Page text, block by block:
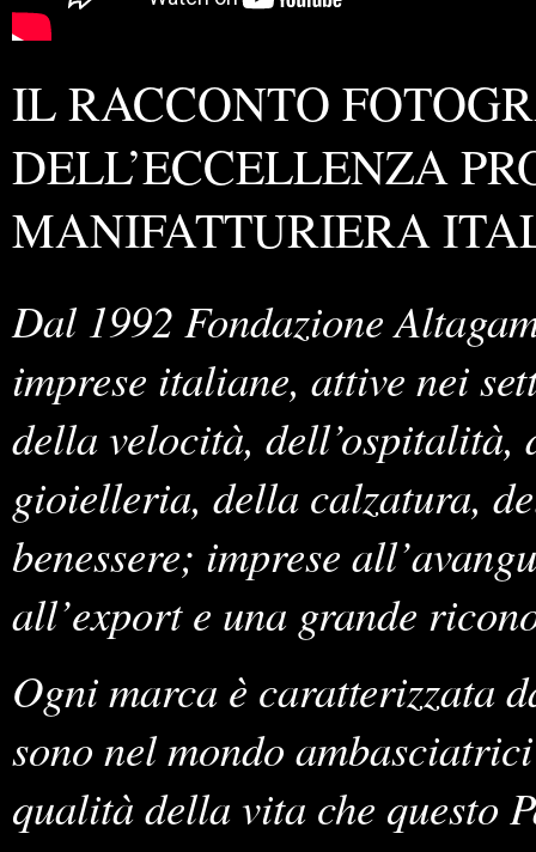
IL RACCONTO
DELL’ECCELLENZA
MANIFATTURIERA
Dal 1992 Fondazione
imprese italiane, attive nei
della velocità,
gioielleria, della calzatura,
benessere; imprese
all’export e una grande
Ogni marca è caratterizzata
sono nel mondo
qualità della vita che questo